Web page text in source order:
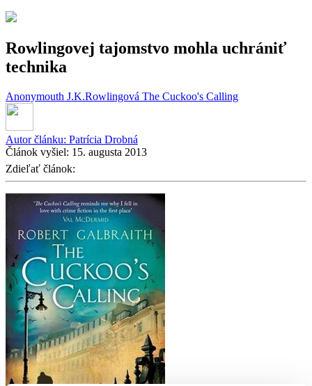
Rowlingovej tajomstvo mohla uchrániť
technika
Anonymouth J.K.Rowlingová The Cuckoo's Calling
Autor článku: Patrícia Drobná
Článok vyšiel: 15. augusta 2013
Zdieľať článok: